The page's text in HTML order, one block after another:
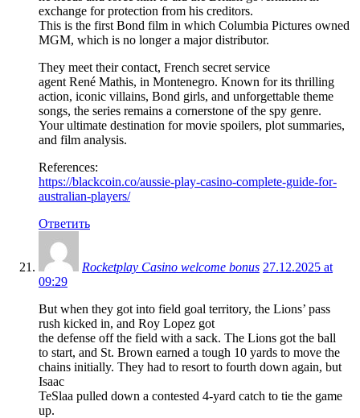
exchange for protection from his creditors.
This is the first Bond film in which Columbia Pictures owned
MGM, which is no longer a major distributor.
They meet their contact, French secret service
agent René Mathis, in Montenegro. Known for its thrilling
action, iconic villains, Bond girls, and unforgettable theme
songs, the series remains a cornerstone of the spy genre.
Your ultimate destination for movie spoilers, plot summaries,
and film analysis.
References:
https://blackcoin.co/aussie-play-casino-complete-guide-for-
australian-players/
Ответить
Rocketplay Casino welcome bonus 27.12.2025 at
09:29
But when they got into field goal territory, the Lions’ pass
rush kicked in, and Roy Lopez got
the defense off the field with a sack. The Lions got the ball
to start, and St. Brown earned a tough 10 yards to move the
chains initially. They had to resort to fourth down again, but
Isaac
TeSlaa pulled down a contested 4-yard catch to tie the game
up.